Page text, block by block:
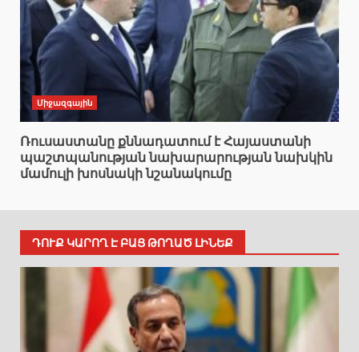
Միջազգային
Ռուսաստանը քննադատում է Հայաստանի
պաշտպանության նախարարության նախկին
մամուլի խոսնակի նշանակումը
ԴՈՒՔ ԿԱՐՈՂ Է ԲԱՑ ԹՈՂԱԾ ԼԻՆԵՔ